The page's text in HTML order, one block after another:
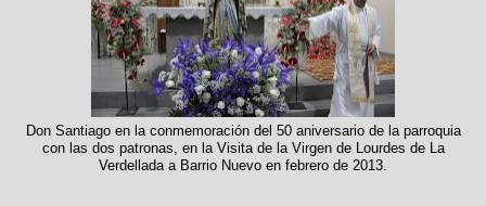
Don Santiago en la conmemoración del 50 aniversario de la parroquia
con las dos patronas, en la Visita de la Virgen de Lourdes de La
Verdellada a Barrio Nuevo en febrero de 2013.